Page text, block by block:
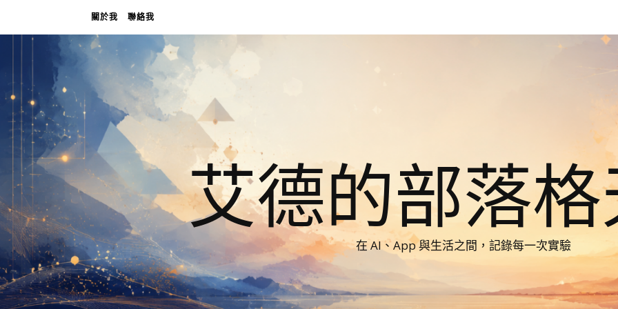
關於我 聯絡我
艾德的部落
在 AI、App 與生活之間，記錄每一次實驗